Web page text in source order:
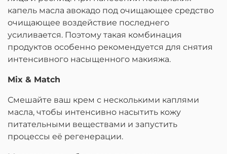
капель масла авокадо под очищающее средство
очищающее воздействие последнего
усиливается. Поэтому такая комбинация
продуктов особенно рекомендуется для снятия
интенсивного насыщенного макияжа.
Mix & Match
Смешайте ваш крем с несколькими каплями
масла, чтобы интенсивно насытить кожу
питательными веществами и запустить
процессы её регенерации.